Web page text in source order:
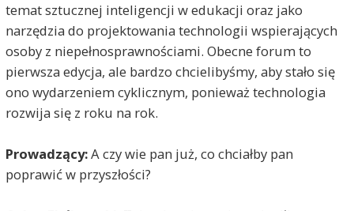
temat sztucznej inteligencji w edukacji oraz jako
narzędzia do projektowania technologii wspierających
osoby z niepełnosprawnościami. Obecne forum to
pierwsza edycja, ale bardzo chcielibyśmy, aby stało się
ono wydarzeniem cyklicznym, ponieważ technologia
rozwija się z roku na rok.
Prowadzący:A czy wie pan już, co chciałby pan
poprawić w przyszłości?